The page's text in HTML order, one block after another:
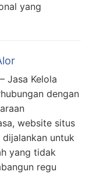
yang
Jasa Kelola
dengan
website situs
untuk
yang tidak
regu